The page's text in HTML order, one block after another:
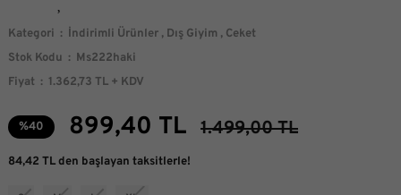
Kategori İndirimli Ürünler , Dış Giyim , Ceket
Stok Kodu
Ms222haki
Fiyat
1.362,73 TL + KDV
%40 899,40 TL 1.499,00 TL
84,42 TL den başlayan taksitlerle!